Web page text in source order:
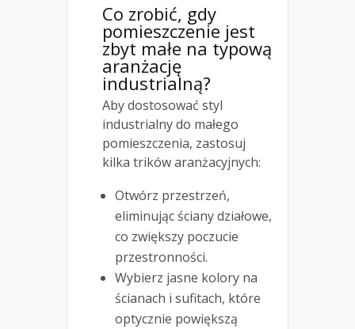
Co zrobić, gdy
pomieszczenie jest
zbyt małe na typową
aranżację
industrialną?
Aby dostosować styl
industrialny do małego
pomieszczenia, zastosuj
kilka trików aranżacyjnych:
Otwórz przestrzeń,
eliminując ściany działowe,
co zwiększy poczucie
przestronności.
Wybierz jasne kolory na
ścianach i sufitach, które
optycznie powiększą